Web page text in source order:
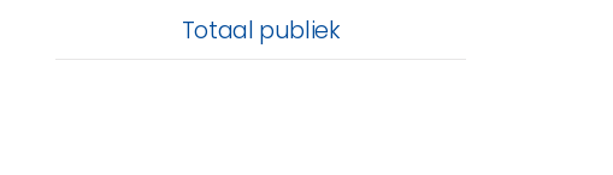
Totaal publiek